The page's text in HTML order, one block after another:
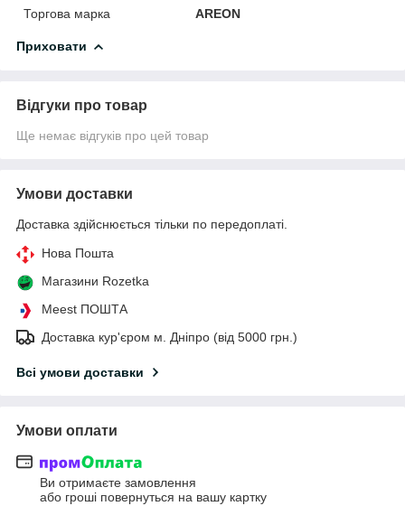
Торгова марка
AREON
Приховати
Відгуки про товар
Ще немає відгуків про цей товар
Умови доставки
Доставка здійснюється тільки по передоплаті.
Нова Пошта
Магазини Rozetka
Meest ПОШТА
Доставка кур'єром м. Дніпро (від 5000 грн.)
Всі умови доставки
Умови оплати
Ви отримаєте замовлення
або гроші повернуться на вашу картку